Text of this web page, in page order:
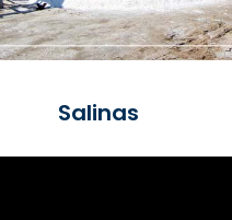
Salinas